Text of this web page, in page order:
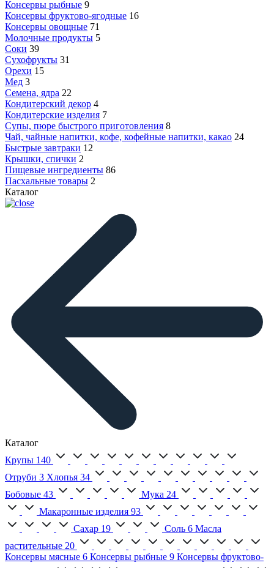
Консервы рыбные 9
Консервы фруктово-ягодные 16
Консервы овощные 71
Молочные продукты 5
Соки 39
Сухофрукты 31
Орехи 15
Мед 3
Семена, ядра 22
Кондитерский декор 4
Кондитерские изделия 7
Супы, пюре быстрого приготовления 8
Чай, чайные напитки, кофе, кофейные напитки, какао 24
Быстрые завтраки 12
Крышки, спички 2
Пищевые ингредиенты 86
Пасхальные товары 2
Каталог
Каталог
Крупы 140
Отруби 3 Хлопья 34
Бобовые 43 Мука 24
Макаронные изделия 93
Сахар 19 Соль 6 Масла
растительные 20
Консервы мясные 6 Консервы рыбные 9 Консервы фруктово-